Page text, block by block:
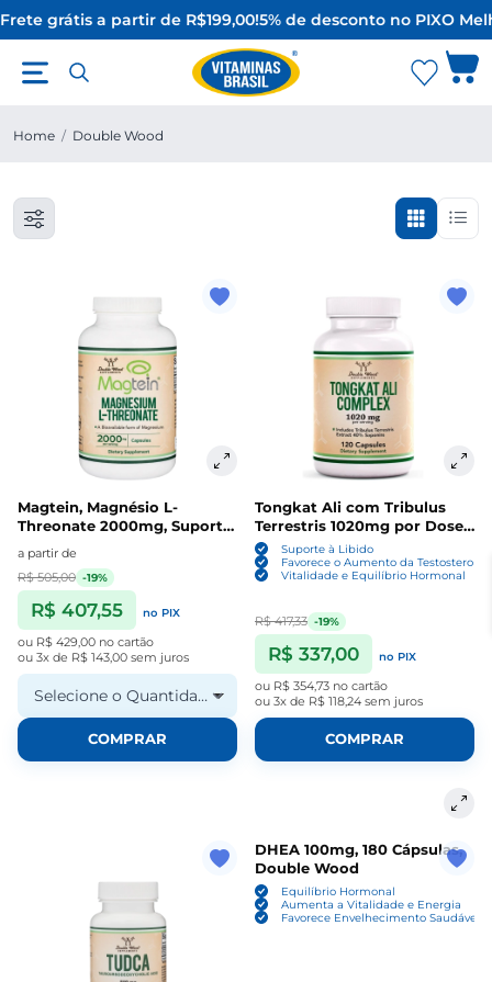
grátis a partir de R$199,00!5% de desconto no PIXO
Home / Double Wood
Magtein, Magnésio L-
Threonate 2000mg, Suporte
Cápsulas, Double Wood
a partir de
R$ 505,00 -19%
R$ 407,55 no PIX
ou R$ 429,00 no cartão
ou 3x de R$ 143,00 sem juros
Selecione o Quantidade
COMPRAR
Tongkat Ali com Tribulus
Terrestris 1020mg por Dose,
120 Cápsulas, Double Wood
Suporte à Libido
Favorece o Aumento da Testosterona
Vitalidade e Equilíbrio Hormonal
R$ 417,33 -19%
R$ 337,00 no PIX
ou R$ 354,73 no cartão
ou 3x de R$ 118,24 sem juros
COMPRAR
DHEA 100mg, 180 Cápsulas,
Double Wood
Equilíbrio Hormonal
Aumenta a Vitalidade e Energia
Favorece Envelhecimento Saudável